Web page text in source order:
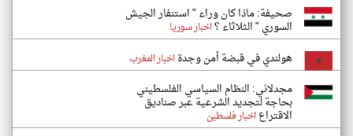
صحيفة: ماذا كان وراء " استنفار الجيش
السوري " الثلاثاء ؟اخبار سوريا
هولندي في قبضة أمن وجدةاخبار المغرب
مجدلاني: النظام السياسي الفلسطيني
بحاجة لتجديد الشرعية عبر صناديق
الاقتراعاخبار فلسطين